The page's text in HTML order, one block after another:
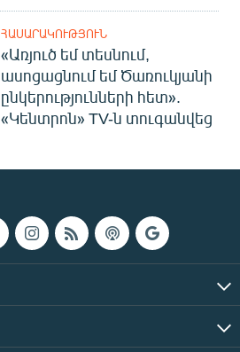
ՀԱՍԱՐԱԿՈՒԹՅՈՒՆ
«Առյուծ եմ տեսնում,
ասոցացնում եմ Ծառուկյանի
ընկերությունների հետ».
«Կենտրոն» TV-ն տուգանվեց